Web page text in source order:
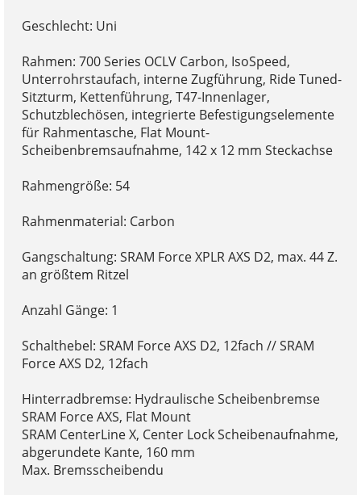
Geschlecht: Uni
Rahmen: 700 Series OCLV Carbon, IsoSpeed,
Unterrohrstaufach, interne Zugführung, Ride Tuned-
Sitzturm, Kettenführung, T47-Innenlager,
Schutzblechösen, integrierte Befestigungselemente
für Rahmentasche, Flat Mount-
Scheibenbremsaufnahme, 142 x 12 mm Steckachse
Rahmengröße: 54
Rahmenmaterial: Carbon
Gangschaltung: SRAM Force XPLR AXS D2, max. 44 Z.
an größtem Ritzel
Anzahl Gänge: 1
Schalthebel: SRAM Force AXS D2, 12fach // SRAM
Force AXS D2, 12fach
Hinterradbremse: Hydraulische Scheibenbremse
SRAM Force AXS, Flat Mount
SRAM CenterLine X, Center Lock Scheibenaufnahme,
abgerundete Kante, 160 mm
Max. Bremsscheibendu